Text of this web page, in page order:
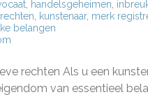
handelsgeheimen
kunstenaar, merk
belangen
rechten Als u een
van essentieel